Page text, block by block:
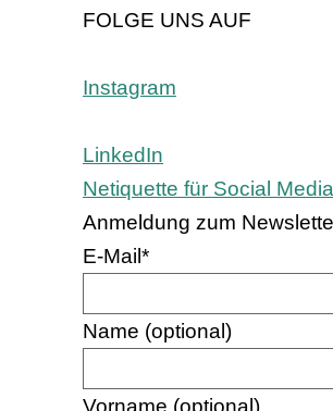
FOLGE UNS AUF
Instagram
LinkedIn
Netiquette für Social Media
Anmeldung zum
E-Mail *
Name (optional)
Vorname (optional)